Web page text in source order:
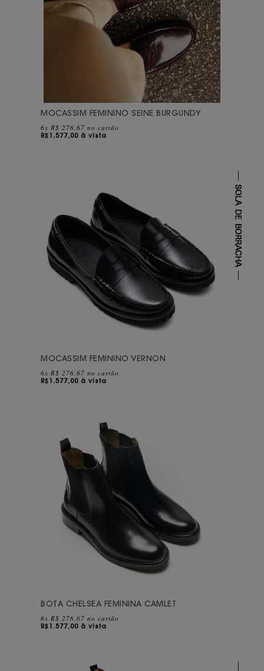
MOCASSIM FEMININO SEINE BURGUNDY
6x R$ 276,67 no cartão
R$ 1.577,00 à vista
MOCASSIM FEMININO VERNON
6x R$ 276,67 no cartão
R$ 1.577,00 à vista
BOTA CHELSEA FEMININA CAMLET
6x R$ 276,67 no cartão
R$ 1.577,00 à vista